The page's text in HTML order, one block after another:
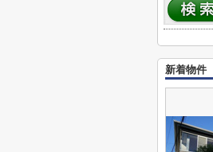
新着物件